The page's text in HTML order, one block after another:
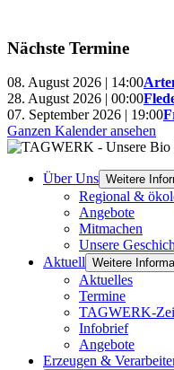
Nächste Termine
08. August 2026 | 14:00
28. August 2026 | 00:00
07. September 2026 | 19:00
Ganzen Kalender ansehen
Über Uns Weitere
Regional &
Angebote
Mitmachen
Unsere
Aktuell Weitere
Aktuelles
Termine
TAGWERK-
Infobrief
Angebote
Erzeugen &